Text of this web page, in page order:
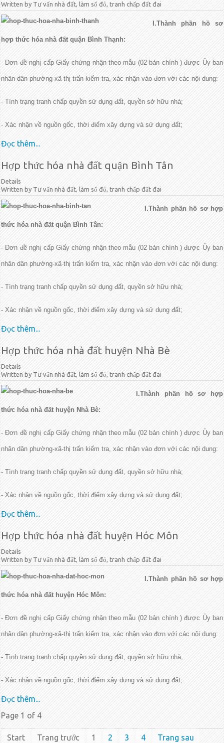
Written by Tư vấn nhà đất, làm sổ đỏ, tranh chấp đất đai
I.Thành phần hồ sơ
hợp thức hóa nhà đất quận Bình Thạnh:
- Đơn đề nghị cấp Giấy chứng nhận theo mẫu (02 bản chính ) được Ủy ban
nhân dân phường-xã-thị trấn kiểm tra, xác nhận vào đơn với các nội dung:
- Tình trạng tranh chấp quyền sử dụng đất, quyền sở hữu nhà;
- Xác nhận về nguồn gốc, thời điểm xây dựng và sử dụng đất;
Đọc thêm...
Hợp thức hóa nhà đất quận Bình Tân
Details
Written by Tư vấn nhà đất, làm sổ đỏ, tranh chấp đất đai
I.Thành phần hồ sơ hợp
thức hóa nhà đất quận Bình Tân:
- Đơn đề nghị cấp Giấy chứng nhận theo mẫu (02 bản chính ) được Ủy ban
nhân dân phường-xã-thị trấn kiểm tra, xác nhận vào đơn với các nội dung:
- Tình trạng tranh chấp quyền sử dụng đất, quyền sở hữu nhà;
- Xác nhận về nguồn gốc, thời điểm xây dựng và sử dụng đất;
Đọc thêm...
Hợp thức hóa nhà đất huyện Nhà Bè
Details
Written by Tư vấn nhà đất, làm sổ đỏ, tranh chấp đất đai
I.Thành phần hồ sơ hợp
thức hóa nhà đất huyện Nhà Bè:
- Đơn đề nghị cấp Giấy chứng nhận theo mẫu (02 bản chính ) được Ủy ban
nhân dân phường-xã-thị trấn kiểm tra, xác nhận vào đơn với các nội dung:
- Tình trạng tranh chấp quyền sử dụng đất, quyền sở hữu nhà;
- Xác nhận về nguồn gốc, thời điểm xây dựng và sử dụng đất;
Đọc thêm...
Hợp thức hóa nhà đất huyện Hóc Môn
Details
Written by Tư vấn nhà đất, làm sổ đỏ, tranh chấp đất đai
I.Thành phần hồ sơ hợp
thức hóa nhà đất huyện Hóc Môn:
- Đơn đề nghị cấp Giấy chứng nhận theo mẫu (02 bản chính ) được Ủy ban
nhân dân phường-xã-thị trấn kiểm tra, xác nhận vào đơn với các nội dung:
- Tình trạng tranh chấp quyền sử dụng đất, quyền sở hữu nhà;
- Xác nhận về nguồn gốc, thời điểm xây dựng và sử dụng đất;
Đọc thêm...
Page 1 of 4
Start Trang trước 1 2 3 4 Trang sau